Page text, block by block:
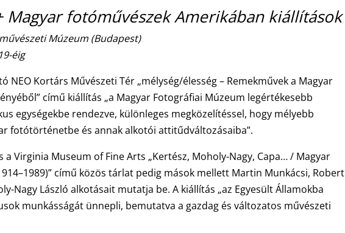
Magyar fotóművészek Amerikában kiállítások
Múzeum (Budapest)
éig
NEO Kortárs Művészeti Tér „mélység/élesség – Remekművek a Magyar
című kiállítás „a Magyar Fotográfiai Múzeum legértékesebb
egységekbe rendezve, különleges megközelítéssel, hogy mélyebb
fotótörténetbe és annak alkotói attitűdváltozásaiba”.
Virginia Museum of Fine Arts „Kertész, Moholy-Nagy, Capa… / Magyar
című közös tárlat pedig mások mellett Martin Munkácsi, Robert
Nagy László alkotásait mutatja be. A kiállítás „az Egyesült Államokba
munkásságát ünnepli, bemutatva a gazdag és változatos művészeti